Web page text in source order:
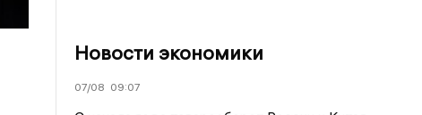
Новости экономики
07/08 09:07